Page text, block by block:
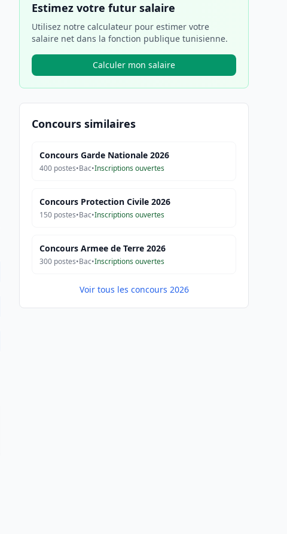
Estimez votre futur salaire
Utilisez notre calculateur pour estimer votre
salaire net dans la fonction publique tunisienne.
Calculer mon salaire
Concours similaires
Concours Garde Nationale 2026
400 postes•Bac•Inscriptions ouvertes
Concours Protection Civile 2026
150 postes•Bac•Inscriptions ouvertes
Concours Armee de Terre 2026
300 postes•Bac•Inscriptions ouvertes
Voir tous les concours 2026